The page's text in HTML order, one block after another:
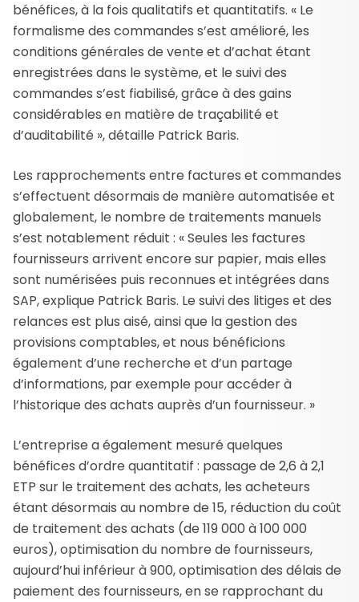
bénéfices, à la fois qualitatifs et quantitatifs. « Le
formalisme des commandes s’est amélioré, les
conditions générales de vente et d’achat étant
enregistrées dans le système, et le suivi des
commandes s’est fiabilisé, grâce à des gains
considérables en matière de traçabilité et
d’auditabilité », détaille Patrick Baris.
Les rapprochements entre factures et commandes
s’effectuent désormais de manière automatisée et
globalement, le nombre de traitements manuels
s’est notablement réduit : « Seules les factures
fournisseurs arrivent encore sur papier, mais elles
sont numérisées puis reconnues et intégrées dans
SAP, explique Patrick Baris. Le suivi des litiges et des
relances est plus aisé, ainsi que la gestion des
provisions comptables, et nous bénéficions
également d’une recherche et d’un partage
d’informations, par exemple pour accéder à
l’historique des achats auprès d’un fournisseur. »
L’entreprise a également mesuré quelques
bénéfices d’ordre quantitatif : passage de 2,6 à 2,1
ETP sur le traitement des achats, les acheteurs
étant désormais au nombre de 15, réduction du coût
de traitement des achats (de 119 000 à 100 000
euros), optimisation du nombre de fournisseurs,
aujourd’hui inférieur à 900, optimisation des délais de
paiement des fournisseurs, en se rapprochant du